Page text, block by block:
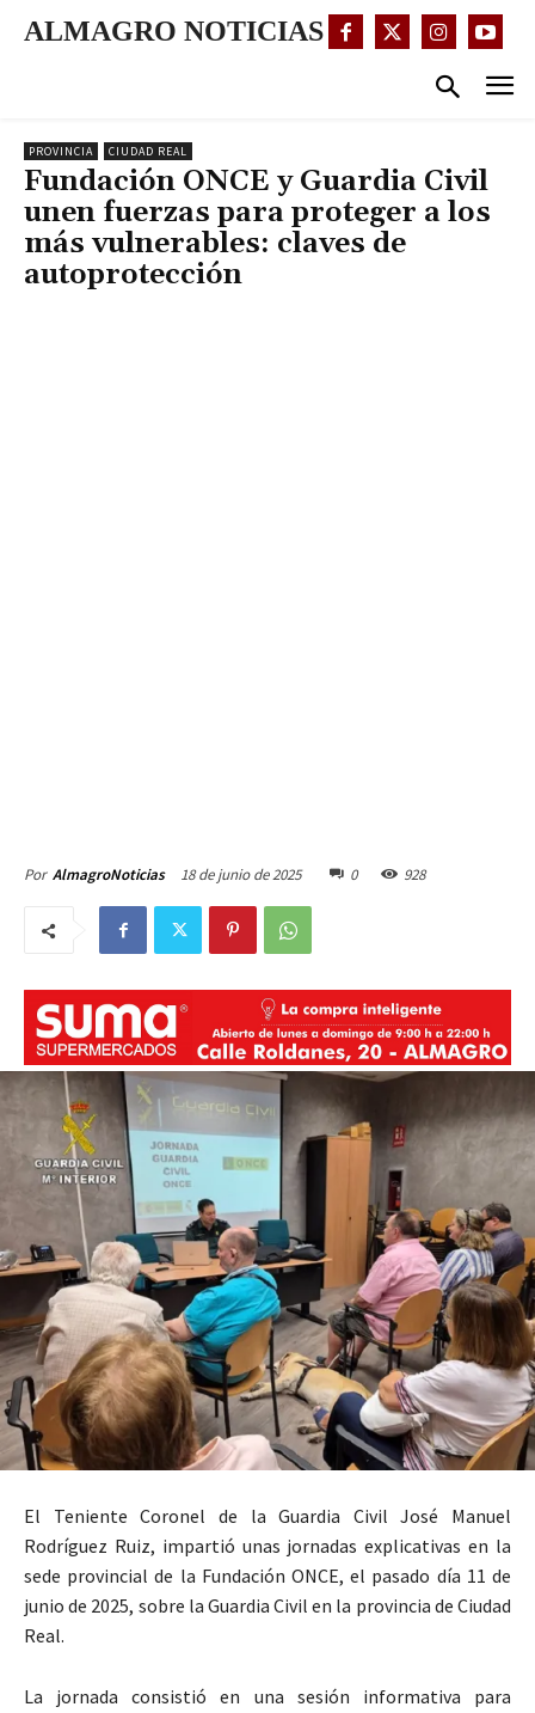
ALMAGRO NOTICIAS
PROVINCIA CIUDAD REAL
Fundación ONCE y Guardia Civil
unen fuerzas para proteger a los
más vulnerables: claves de
autoprotección
Por AlmagroNoticias 18 de junio de 2025 0 928
El Teniente Coronel de la Guardia Civil José Manuel
Rodríguez Ruiz, impartió unas jornadas explicativas en la
sede provincial de la Fundación ONCE, el pasado día 11 de
junio de 2025, sobre la Guardia Civil en la provincia de Ciudad
Real.
La jornada consistió en una sesión informativa para